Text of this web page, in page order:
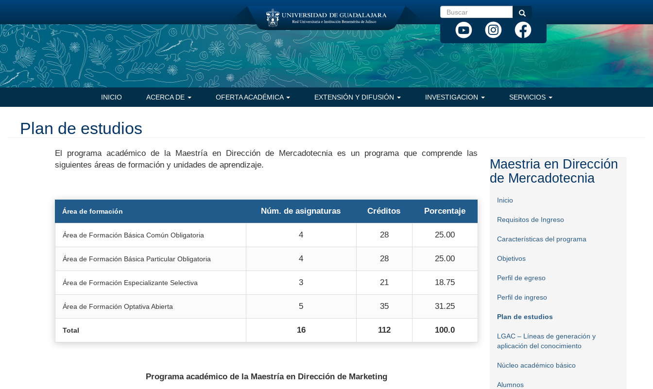
contenido
principal
Buscar Buscar
Navegación
principal
INICIO ACERCA DE OFERTA ACADÉMICA EXTENSIÓN Y DIFUSIÓN INVESTIGACION SERVICIOS
Plan de estudios
El programa académico de la Maestría en Dirección de Mercadotecnia es un programa que comprende las
siguientes áreas de formación y unidades de aprendizaje.
Área de formación Núm. de asignaturas Créditos Porcentaje
Área de Formación Básica Común Obligatoria 4 28 25.00
Área de Formación Básica Particular Obligatoria 4 28 25.00
Área de Formación Especializante Selectiva 3 21 18.75
Área de Formación Optativa Abierta 5 35 31.25
Total 16 112 100.0
Programa académico de la Maestría en Dirección de Marketing
Maestria en Dirección
de Mercadotecnia
Inicio
Requisitos de Ingreso
Características del programa
Objetivos
Perfil de egreso
Perfil de ingreso
Plan de estudios
LGAC – Líneas de generación y
aplicación del conocimiento
Núcleo académico básico
Alumnos